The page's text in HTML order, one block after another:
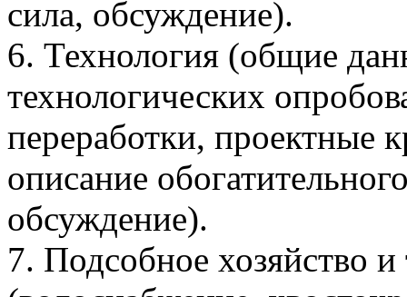
сила, обсуждение).
6. Технология (общие
технологических
переработки, проектные
описание
обсуждение).
7. Подсобное хозяйство и